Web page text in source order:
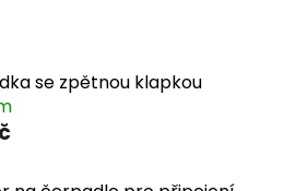
se zpětnou klapkou